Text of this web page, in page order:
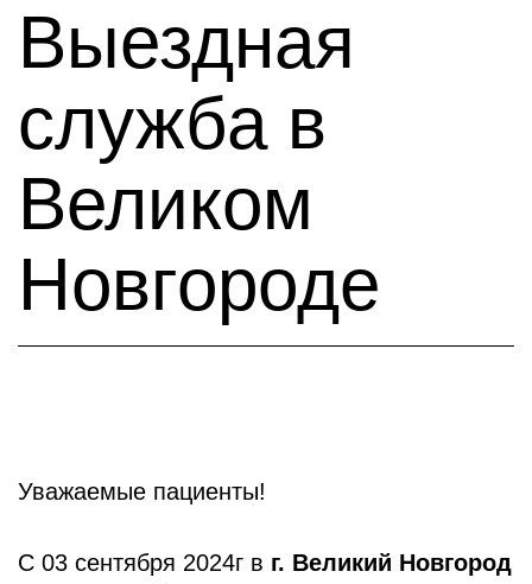
Выездная
служба в
Великом
Новгороде
Уважаемые пациенты!
С 03 сентября 2024г в г. Великий Новгород